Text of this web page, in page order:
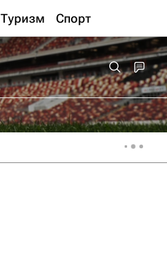
Туризм Спорт